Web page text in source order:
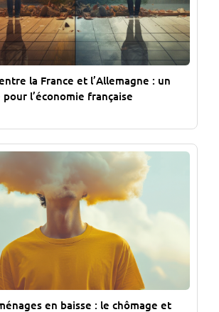
la France et l’Allemagne : un
l’économie française
en baisse : le chômage et